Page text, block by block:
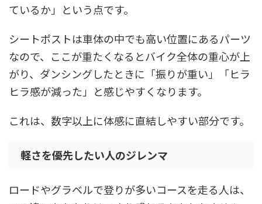
ているか」 という点です。
シートポストは車体の中でも高い位置にあるパーツ
なので、ここが重たくなるとバイク全体の重心が上
がり、ダンシングしたときに「振りが重い」「ヒラ
ヒラ感が減った」と感じやすくなります。
これは、数字以上に体感に直結しやすい部分です。
軽さを優先したい人のジレンマ
ロードやグラベルで登りが多いコースを走る人は、